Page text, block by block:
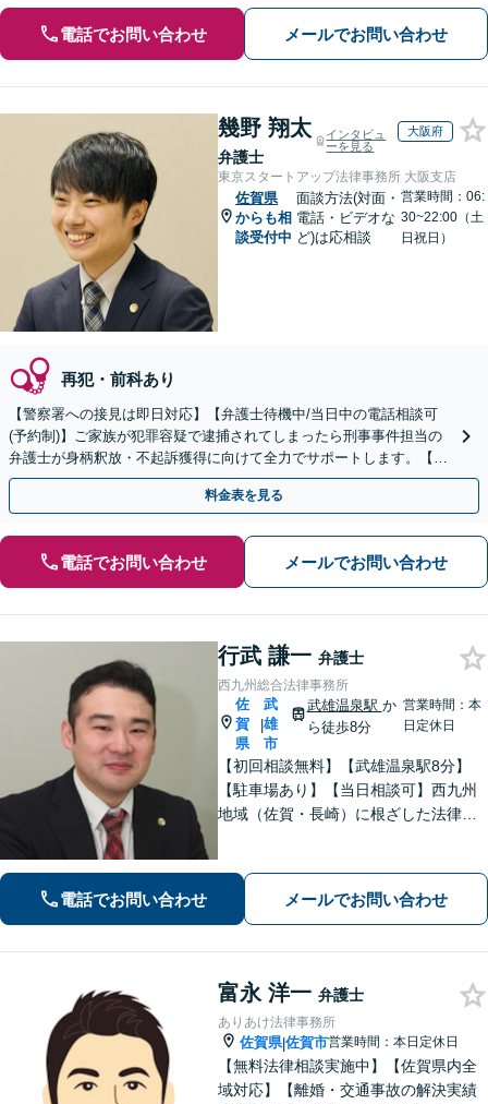
電話でお問い合わせ メールでお問い合わせ
幾野 翔太
弁護士
インタビュ
ーを見る
大阪府
東京スタートアップ法律事務所 大阪支店
佐賀県
からも相
談受付中
面談方法(対面・
電話・ビデオな
ど)は応相談
営業時間：06:
30~22:00（土
日祝日）
再犯・前科あり
【警察署への接見は即日対応】【弁護士待機中/当日中の電話相談可
(予約制)】ご家族が犯罪容疑で逮捕されてしまったら刑事事件担当の
弁護士が身柄釈放・不起訴獲得に向けて全力でサポートします。【毎
月100名以上の相談実績】【全国対応】
料金表を見る
電話でお問い合わせ メールでお問い合わせ
行武 謙一 弁護士
西九州総合法律事務所
佐
賀
県
|
武
雄
市
武雄温泉駅 か
ら徒歩8分
営業時間：本
日定休日
【初回相談無料】【武雄温泉駅8分】
【駐車場あり】【当日相談可】西九州
地域（佐賀・長崎）に根ざした法律事
親しみやすい弁護士として、あなたの
お悩みをしっかり受け止めます！
電話でお問い合わせ メールでお問い合わせ
富永 洋一 弁護士
ありあけ法律事務所
佐賀県|佐賀市営業時間：本日定休日
【無料法律相談実施中】【佐賀県内全
域対応】【離婚・交通事故の解決実績